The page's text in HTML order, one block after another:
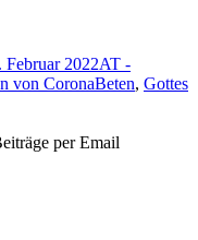
Februar 2022AT -
von CoronaSchlagwörter
Beten, Gottes
per Email